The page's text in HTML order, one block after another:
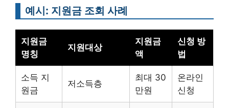
예시: 지원금 조회 사례
지원금
명칭
지원대상
지원금
액
신청 방
법
소득 지
원금
저소득층
최대 30
만원
온라인
신청